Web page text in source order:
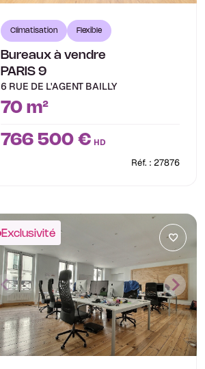
Climatisation Flexible
Bureaux à vendre
PARIS 9
6 RUE DE L'AGENT BAILLY
70 m²
766 500 € HD
Réf. : 27876
Exclusivité